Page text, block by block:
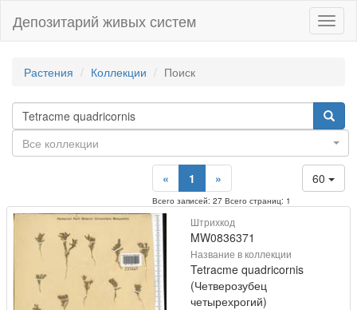
Депозитарий живых систем
Растения Коллекции Поиск
Все коллекции
60
« 1 »
Всего записей: 27 Всего страниц: 1
Штрихкод
MW0836371
Название в коллекции
Tetracme quadricornis
(Четверозубец
четырехрогий)